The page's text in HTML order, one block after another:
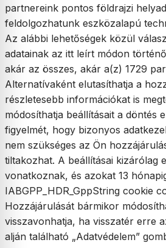
partnereink pontos földrajzi
feldolgozhatunk eszközalapú
Az alábbi lehetőségek közül
adatainak az itt leírt módon
akár az összes, akár a(z) 1729
Alternatívaként elutasíthatja a
részletesebb információkat is
módosíthatja beállításait a döntés
figyelmét, hogy bizonyos
nem szükséges az Ön
tiltakozhat. A beállításai kizárólag
vonatkoznak, és azokat 13
IABGPP_HDR_GppString cookie
Hozzájárulását bármikor
visszavonhatja, ha visszatér erre
alján található „Adatvédelem”